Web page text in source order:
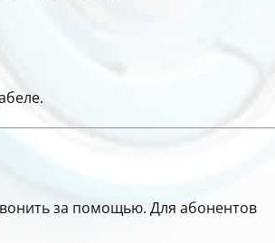
за помощью. Для абонентов